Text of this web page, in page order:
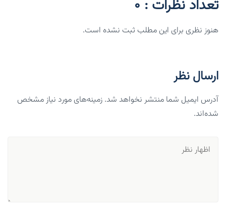
تعداد نظرات : 0
هنوز نظری برای این مطلب ثبت نشده است.
ارسال نظر
آدرس ایمیل شما منتشر نخواهد شد. زمینه‌های مورد نیاز مشخص
شده‌اند.